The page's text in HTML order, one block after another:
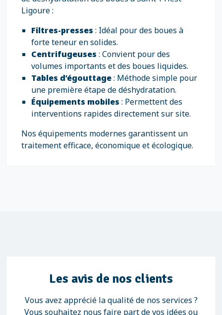
Ligoure :
Filtres-presses : Idéal pour des boues à
forte teneur en solides.
Centrifugeuses : Convient pour des
volumes importants et des boues liquides.
Tables d’égouttage: Méthode simple pour
une première étape de déshydratation.
Équipements mobiles : Permettent des
interventions rapides directement sur site.
Nos équipements modernes garantissent un
traitement efficace, économique et écologique.
Les avis de nos clients
Vous avez apprécié la qualité de nos services ?
Vous souhaitez nous faire part de vos idées ou